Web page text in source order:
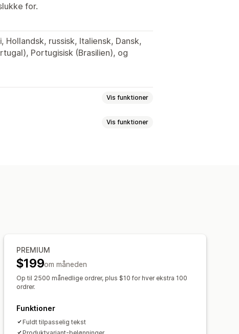
for.
Hollandsk, russisk, Italiensk, Dansk,
Portugisisk (Brasilien), og
Vis funktioner
Vis funktioner
PREMIUM
$199om måneden
Op til 2500 månedlige ordrer, plus $10 for hver ekstra 100
ordrer.
Funktioner
Fuldt tilpasselig tekst